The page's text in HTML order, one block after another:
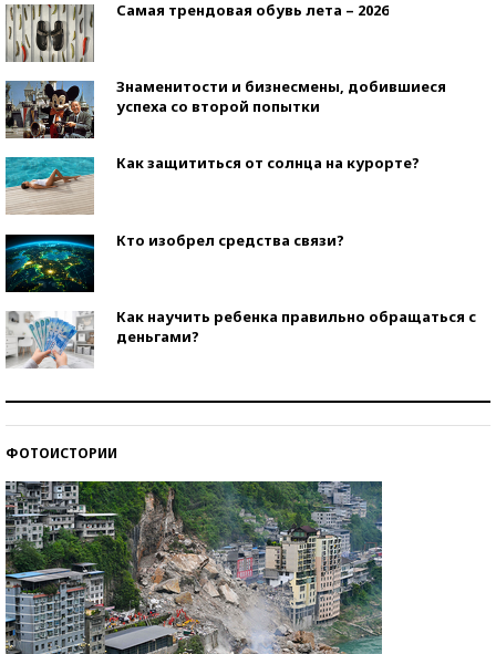
Самая трендовая обувь лета – 2026
Знаменитости и бизнесмены, добившиеся
успеха со второй попытки
Как защититься от солнца на курорте?
Кто изобрел средства связи?
Как научить ребенка правильно обращаться с
деньгами?
ФОТОИСТОРИИ